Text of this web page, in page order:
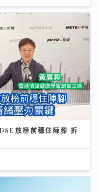
放榜前穩住陣腳 拆